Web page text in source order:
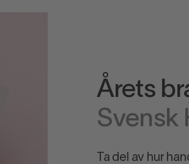
Årets
Svensk
Ta del av hur